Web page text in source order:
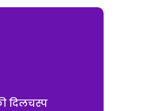
दिलचस्प